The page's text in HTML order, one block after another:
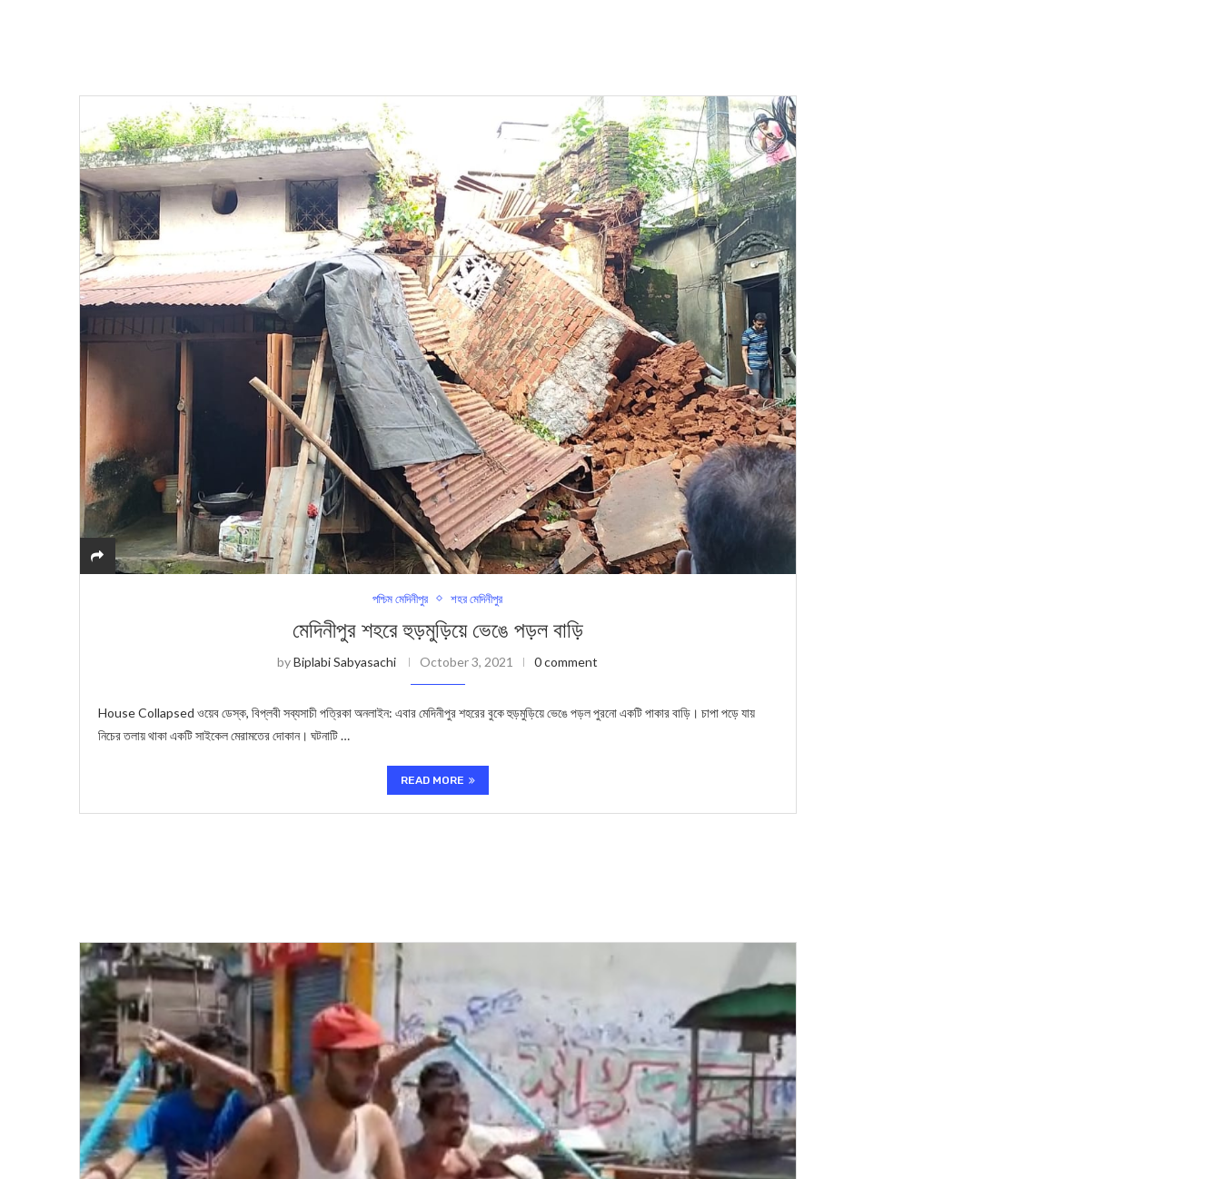
পশ্চিম মেদিনীপুর শহর মেদিনীপুর
মেদিনীপুর শহরে হুড়মুড়িয়ে ভেঙে পড়ল বাড়ি
byBiplabi Sabyasachi October 3, 2021 0 comment
House Collapsed ওয়েব ডেস্ক, বিপ্লবী সব্যসাচী পত্রিকা অনলাইন: এবার মেদিনীপুর শহরের বুকে হুড়মুড়িয়ে ভেঙে পড়ল পুরনো একটি পাকার বাড়ি। চাপা পড়ে যায়
নিচের তলায় থাকা একটি সাইকেল মেরামতের দোকান। ঘটনাটি …
READ MORE